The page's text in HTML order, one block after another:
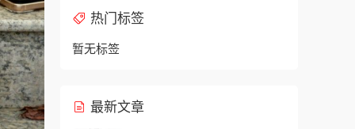
热门标签
暂无标签
最新文章